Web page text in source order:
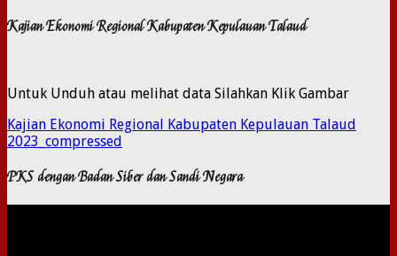
Kajian Ekonomi Regional Kabupaten Kepulauan Talaud
Untuk Unduh atau melihat data Silahkan Klik Gambar
Kajian Ekonomi Regional Kabupaten Kepulauan Talaud
2023_compressed
PKS dengan Badan Siber dan Sandi Negara